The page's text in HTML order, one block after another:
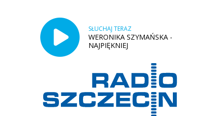
SŁUCHAJ TERAZ
WERONIKA SZYMAŃSKA -
NAJPIĘKNIEJ